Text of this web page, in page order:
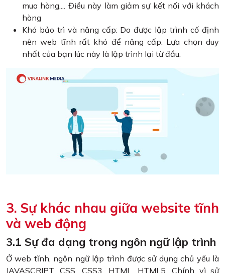
mua hàng,... Điều này làm giảm sự kết nối với khách
hàng
Khó bảo trì và nâng cấp: Do được lập trình cố định
nên web tĩnh rất khó để nâng cấp. Lựa chọn duy
nhất của bạn lúc này là lập trình lại từ đầu.
3. Sự khác nhau giữa website tĩnh
và web động
3.1 Sự đa dạng trong ngôn ngữ lập trình
Ở web tĩnh, ngôn ngữ lập trình được sử dụng chủ yếu là
JAVASCRIPT, CSS, CSS3, HTML, HTML5. Chính vì sử